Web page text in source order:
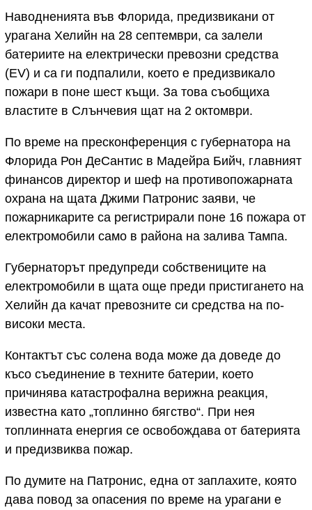
Наводненията във Флорида, предизвикани от
урагана Хелийн на 28 септември, са залели
батериите на електрически превозни средства
(EV) и са ги подпалили, което е предизвикало
пожари в поне шест къщи. За това съобщиха
властите в Слънчевия щат на 2 октомври.
По време на пресконференция с губернатора на
Флорида Рон ДеСантис в Мадейра Бийч, главният
финансов директор и шеф на противопожарната
охрана на щата Джими Патронис заяви, че
пожарникарите са регистрирали поне 16 пожара от
електромобили само в района на залива Тампа.
Губернаторът предупреди собствениците на
електромобили в щата още преди пристигането на
Хелийн да качат превозните си средства на по-
високи места.
Контактът със солена вода може да доведе до
късо съединение в техните батерии, което
причинява катастрофална верижна реакция,
известна като „топлинно бягство“. При нея
топлинната енергия се освобождава от батерията
и предизвиква пожар.
По думите на Патронис, една от заплахите, която
дава повод за опасения по време на урагани е